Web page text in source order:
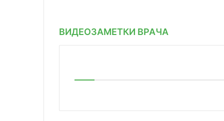
ВИДЕОЗАМЕТКИ ВРАЧА